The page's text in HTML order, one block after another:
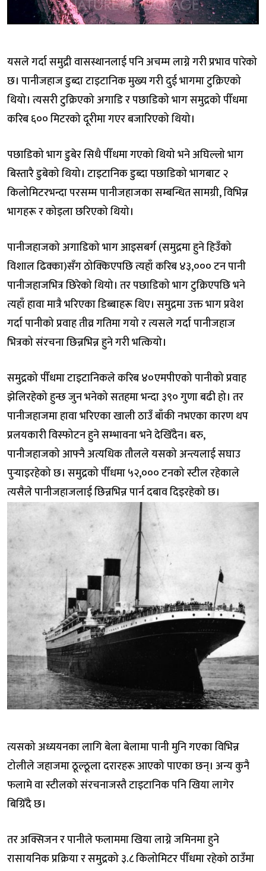
यसले गर्दा समुद्री वासस्थानलाई पनि अचम्म लाग्ने गरी प्रभाव पारेको
छ। पानीजहाज डुब्दा टाइटानिक मुख्य गरी दुई भागमा टुक्रिएको
थियो। त्यसरी टुक्रिएको अगाडि र पछाडिको भाग समुद्रको पीँधमा
करिब ६०० मिटरको दूरीमा गएर बजारिएको थियो।
पछाडिको भाग डुबेर सिधै पीँधमा गएको थियो भने अघिल्लो भाग
बिस्तारै डुबेको थियो। टाइटानिक डुब्दा पछाडिको भागबाट २
किलोमिटरभन्दा परसम्म पानीजहाजका सम्बन्धित सामग्री, विभिन्न
भागहरू र कोइला छरिएको थियो।
पानीजहाजको अगाडिको भाग आइसबर्ग (समुद्रमा हुने हिउँको
विशाल ढिक्का)सँग ठोक्किएपछि त्यहाँ करिब ४३,००० टन पानी
पानीजहाजभित्र छिरेको थियो। तर पछाडिको भाग टुक्रिएपछि भने
त्यहाँ हावा मात्रै भरिएका डिब्बाहरू थिए। समुद्रमा उक्त भाग प्रवेश
गर्दा पानीको प्रवाह तीव्र गतिमा गयो र त्यसले गर्दा पानीजहाज
भित्रको संरचना छिन्नभिन्न हुने गरी भत्कियो।
समुद्रको पीँधमा टाइटानिकले करिब ४०एमपीएको पानीको प्रवाह
झेलिरहेको हुन्छ जुन भनेको सतहमा भन्दा ३९० गुणा बढी हो। तर
पानीजहाजमा हावा भरिएका खाली ठाउँ बाँकी नभएका कारण थप
प्रलयकारी विस्फोटन हुने सम्भावना भने देखिँदैन। बरु,
पानीजहाजको आफ्नै अत्यधिक तौलले यसको अन्त्यलाई सघाउ
पुर्‍याइरहेको छ। समुद्रको पीँधमा ५२,००० टनको स्टील रहेकाले
त्यसैले पानीजहाजलाई छिन्नभिन्न पार्न दबाव दिइरहेको छ।
त्यसको अध्ययनका लागि बेला बेलामा पानी मुनि गएका विभिन्न
टोलीले जहाजमा ठूल्ठूला दरारहरू आएको पाएका छन्। अन्य कुनै
फलामे वा स्टीलको संरचनाजस्तै टाइटानिक पनि खिया लागेर
बिग्रिँदै छ।
तर अक्सिजन र पानीले फलाममा खिया लाग्ने जमिनमा हुने
रासायनिक प्रक्रिया र समुद्रको ३.८ किलोमिटर पीँधमा रहेको ठाउँमा